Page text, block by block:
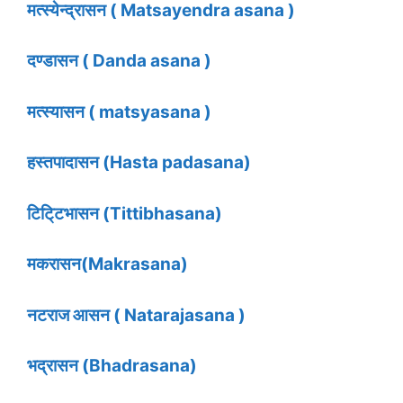
मत्स्येन्द्रासन ( Matsayendra asana )
दण्डासन ( Danda asana )
मत्स्यासन ( matsyasana )
हस्तपादासन (Hasta padasana)
टिटि्टभासन (Tittibhasana)
मकरासन(Makrasana)
नटराज आसन ( Natarajasana )
भद्रासन (Bhadrasana)